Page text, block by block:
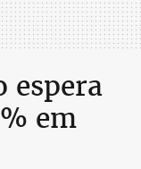
espera
em